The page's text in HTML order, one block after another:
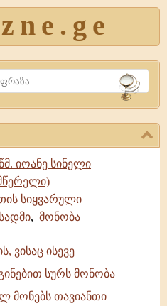
წმ. იოანე სინელი
სიყვარული
, მონობა
ვისაც ისევე
სურს მონობა
თავიანთი